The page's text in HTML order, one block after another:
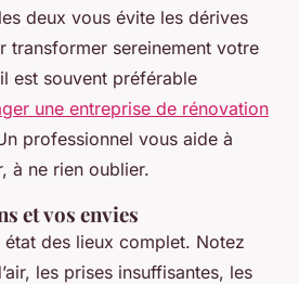
deux vous évite les dérives
transformer sereinement votre
est souvent préférable
une entreprise de rénovation
professionnel vous aide à
à ne rien oublier.
et vos envies
des lieux complet. Notez
les prises insuffisantes, les